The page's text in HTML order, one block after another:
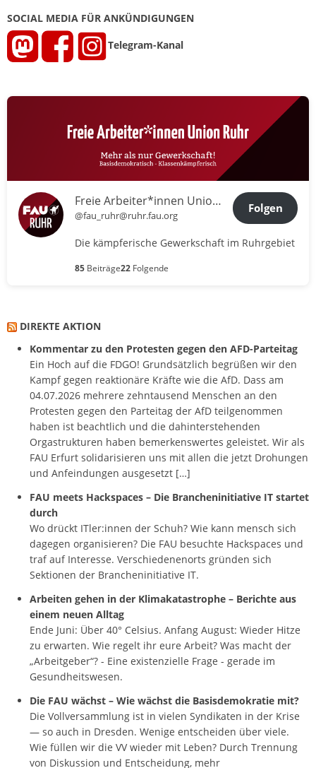
SOCIAL MEDIA FÜR ANKÜNDIGUNGEN
Telegram-Kanal
Freie Arbeiter*innen Union Ruhr
@fau_ruhr@ruhr.fau.org
Folgen
Die kämpferische Gewerkschaft im Ruhrgebiet
85 Beiträge22 Folgende
DIREKTE AKTION
Kommentar zu den Protesten gegen den AFD-Parteitag
Ein Hoch auf die FDGO! Grundsätzlich begrüßen wir den
Kampf gegen reaktionäre Kräfte wie die AfD. Dass am
04.07.2026 mehrere zehntausend Menschen an den
Protesten gegen den Parteitag der AfD teilgenommen
haben ist beachtlich und die dahinterstehenden
Orgastrukturen haben bemerkenswertes geleistet. Wir als
FAU Erfurt solidarisieren uns mit allen die jetzt Drohungen
und Anfeindungen ausgesetzt […]
FAU meets Hackspaces – Die Brancheninitiative IT startet
durch
Wo drückt ITler:innen der Schuh? Wie kann mensch sich
dagegen organisieren? Die FAU besuchte Hackspaces und
traf auf Interesse. Verschiedenenorts gründen sich
Sektionen der Brancheninitiative IT.
Arbeiten gehen in der Klimakatastrophe – Berichte aus
einem neuen Alltag
Ende Juni: Über 40° Celsius. Anfang August: Wieder Hitze
zu erwarten. Wie regelt ihr eure Arbeit? Was macht der
„Arbeitgeber“? - Eine existenzielle Frage - gerade im
Gesundheitswesen.
Die FAU wächst – Wie wächst die Basisdemokratie mit?
Die Vollversammlung ist in vielen Syndikaten in der Krise
— so auch in Dresden. Wenige entscheiden über viele.
Wie füllen wir die VV wieder mit Leben? Durch Trennung
von Diskussion und Entscheidung, mehr